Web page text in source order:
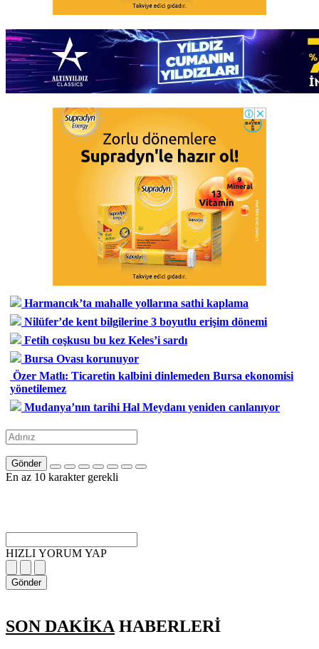
Harmancık’ta mahalle yollarına sathi kaplama
Nilüfer’de kent bilgilerine 3 boyutlu erişim dönemi
Fetih coşkusu bu kez Keles’i sardı
Bursa Ovası korunuyor
Özer Matlı: Ticaretin kalbini dinlemeden Bursa ekonomisi
yönetilemez
Mudanya’nın tarihi Hal Meydanı yeniden canlanıyor
Gönder
En az 10 karakter gerekli
HIZLI YORUM YAP
Gönder
SON DAKİKA HABERLERİ